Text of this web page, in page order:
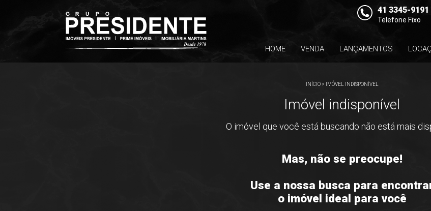
41 3345-9191
Telefone Fixo
HOME VENDA LANÇAMENTOS
INÍCIO> IMÓVEL INDISPONÍVEL
Imóvel indisponível
O imóvel que você está buscando não está mais
Mas, não se preocupe!
Use a nossa busca para
o imóvel ideal para você